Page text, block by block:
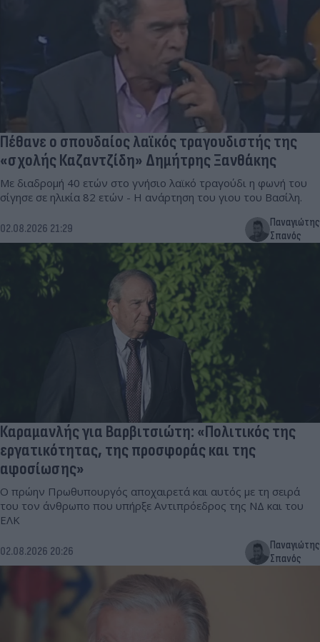
Πέθανε ο σπουδαίος λαϊκός τραγουδιστής της
«σχολής Καζαντζίδη» Δημήτρης Ξανθάκης
Με διαδρομή 40 ετών στο γνήσιο λαϊκό τραγούδι η φωνή του
σίγησε σε ηλικία 82 ετών - Η ανάρτηση του γιου του Βασίλη.
02.08.2026 21:29
Παναγιώτης
Σπανός
Καραμανλής για Βαρβιτσιώτη: «Πολιτικός της
εργατικότητας, της προσφοράς και της
αφοσίωσης»
Ο πρώην Πρωθυπουργός αποχαιρετά και αυτός με τη σειρά
του τον άνθρωπο που υπήρξε Αντιπρόεδρος της ΝΔ και του
ΕΛΚ
02.08.2026 20:26
Παναγιώτης
Σπανός